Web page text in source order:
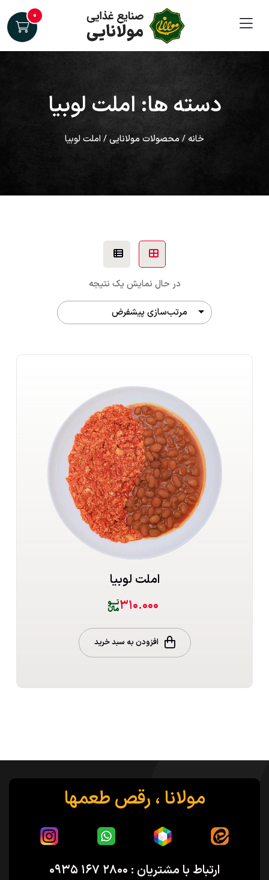
۰
دسته ها: املت لوبیا
خانه / محصولات مولانایی/ املت لوبیا
در حال نمایش یک نتیجه
املت لوبیا
۳۱۰.۰۰۰
افزودن به سبد خرید
مولانا ، رقص طعمها
ارتباط با مشتریان : ۲۸۰۰ ۱۶۷ ۰۹۳۵